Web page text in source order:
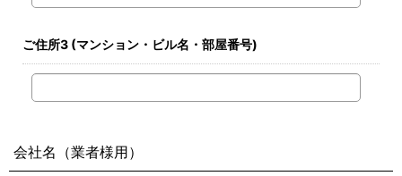
ご住所3 (マンション・ビル名・部屋番号)
会社名（業者様用）